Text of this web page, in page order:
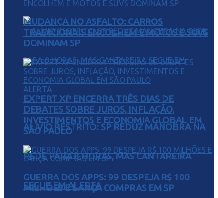
ALÍVIO RESTRITO: SP REDUZ MANOBRA NA
REDE PARA 8 HORAS, MAS CANTAREIRA
SEGUE EM ALERTA
MUDANÇA NO ASFALTO: CARROS
TRADICIONAIS ENCOLHEM E MOTOS E SUVS
DOMINAM SP
EXPERT XP ENCERRA TRÊS DIAS DE
DEBATES SOBRE JUROS, INFLAÇÃO,
INVESTIMENTOS E ECONOMIA GLOBAL EM
SÃO PAULO
GUERRA DOS APPS: 99 DESPEJA R$ 100
MILHÕES E LANÇA COMPRAS EM SP